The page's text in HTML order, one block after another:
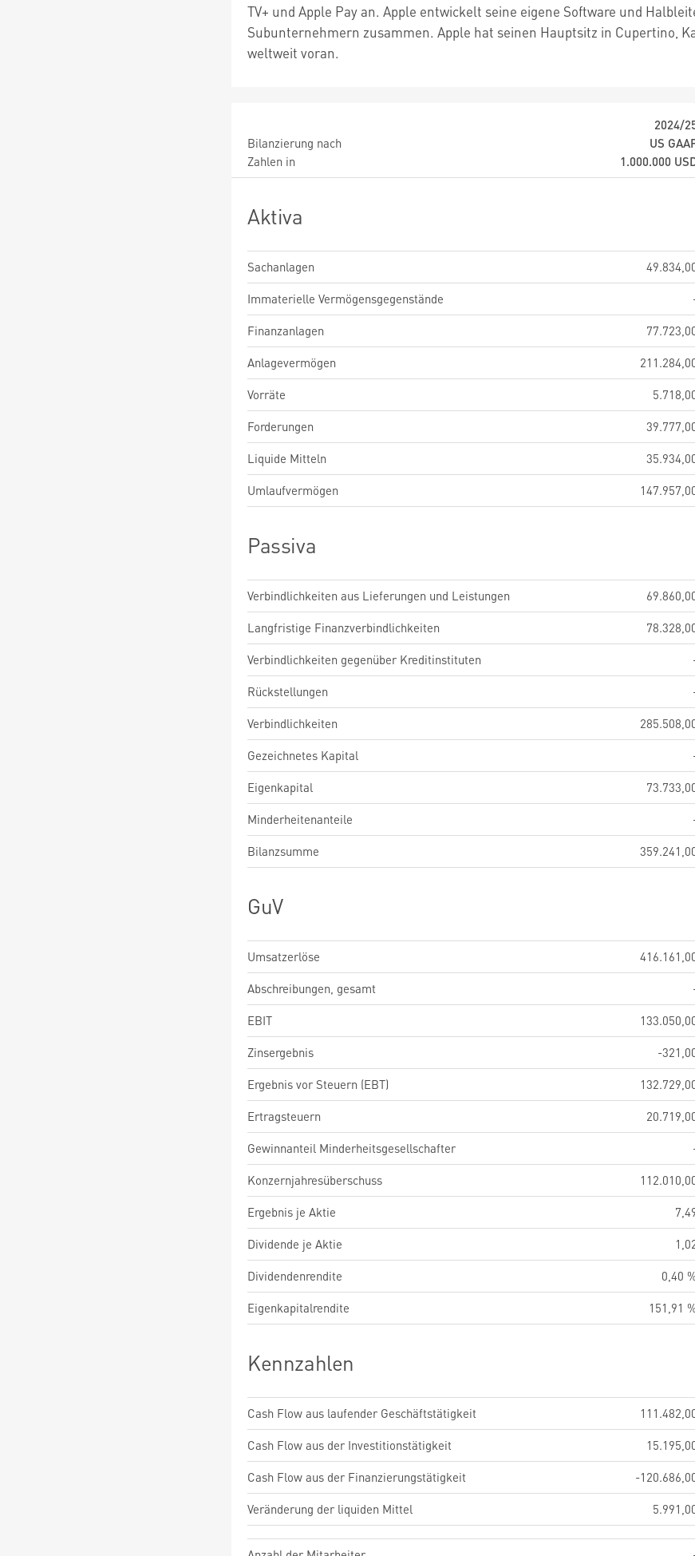
TV+ und Apple Pay an. Apple entwickelt seine eigene Software und
Subunternehmern zusammen. Apple hat seinen Hauptsitz in Cupertino,
weltweit voran.
Bilanzierung nach
Zahlen in
2024/
US
1.000.000
Aktiva
Sachanlagen
Immaterielle Vermögensgegenstände
Finanzanlagen
Anlagevermögen
Vorräte
Forderungen
Liquide Mitteln
Umlaufvermögen
Passiva
Verbindlichkeiten aus Lieferungen und Leistungen
Langfristige Finanzverbindlichkeiten
Verbindlichkeiten gegenüber Kreditinstituten
Rückstellungen
Verbindlichkeiten
Gezeichnetes Kapital
Eigenkapital
Minderheitenanteile
Bilanzsumme
GuV
Umsatzerlöse
Abschreibungen, gesamt
EBIT
Zinsergebnis
-
Ergebnis vor Steuern (EBT)
Ertragsteuern
Gewinnanteil Minderheitsgesellschafter
Konzernjahresüberschuss
Ergebnis je Aktie
Dividende je Aktie
Dividendenrendite
0,40
Eigenkapitalrendite
151,91
Kennzahlen
Cash Flow aus laufender Geschäftstätigkeit
Cash Flow aus der Investitionstätigkeit
Cash Flow aus der Finanzierungstätigkeit
-
Veränderung der liquiden Mittel